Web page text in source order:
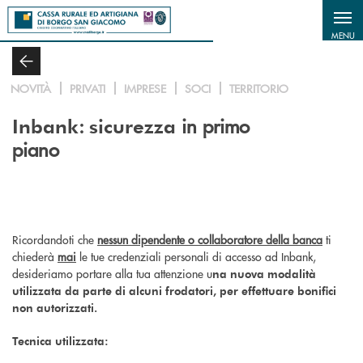
Salta al contenuto principale
MENU
NOVITÀ PRIVATI IMPRESE SOCI TERRITORIO
Inbank: sicurezza in primo
piano
Ricordandoti che nessun dipendente o collaboratore della banca ti
chiederà mai le tue credenziali personali di accesso ad Inbank,
desideriamo portare alla tua attenzione una nuova modalità
utilizzata da parte di alcuni frodatori, per effettuare bonifici
non autorizzati.
Tecnica utilizzata: